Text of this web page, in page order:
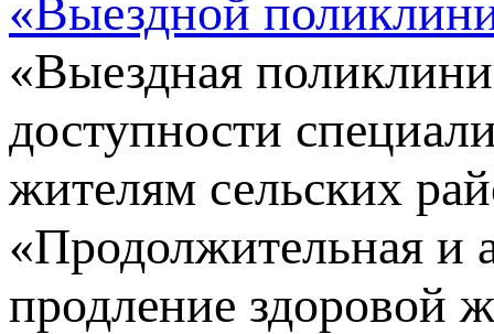
«Выездной
«Выездная
доступности
жителям сельских
«Продолжительная и
продление здоровой